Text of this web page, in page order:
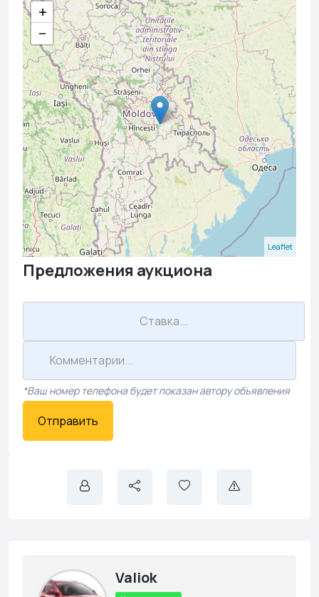
+
−
Leaflet
Предложения аукциона
*Ваш номер телефона будет показан автору объявления
Отправить
Valiok